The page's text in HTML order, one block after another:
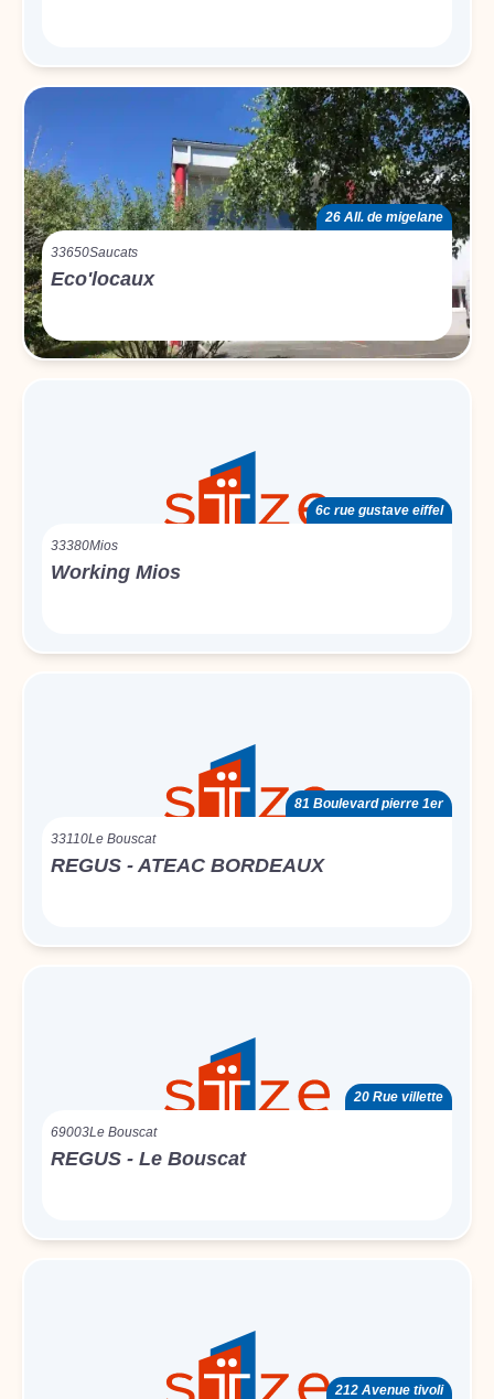
26 All. de migelane
33650Saucats
Eco'locaux
6c rue gustave eiffel
33380Mios
Working Mios
81 Boulevard pierre 1er
33110Le Bouscat
REGUS - ATEAC BORDEAUX
20 Rue villette
69003Le Bouscat
REGUS - Le Bouscat
212 Avenue tivoli